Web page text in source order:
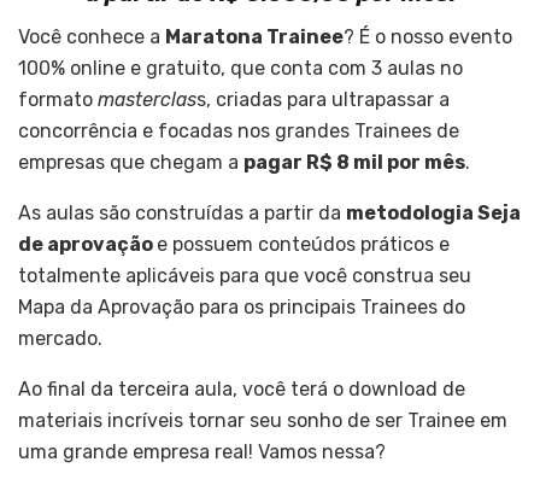
Você conhece a Maratona Trainee? É o nosso evento
100% online e gratuito, que conta com 3 aulas no
formato masterclass, criadas para ultrapassar a
concorrência e focadas nos grandes Trainees de
empresas que chegam a pagar R$ 8 mil por mês.
As aulas são construídas a partir da metodologia Seja
de aprovação e possuem conteúdos práticos e
totalmente aplicáveis para que você construa seu
Mapa da Aprovação para os principais Trainees do
mercado.
Ao final da terceira aula, você terá o download de
materiais incríveis tornar seu sonho de ser Trainee em
uma grande empresa real! Vamos nessa?